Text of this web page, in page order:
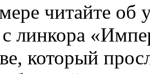
читайте об
линкора
который